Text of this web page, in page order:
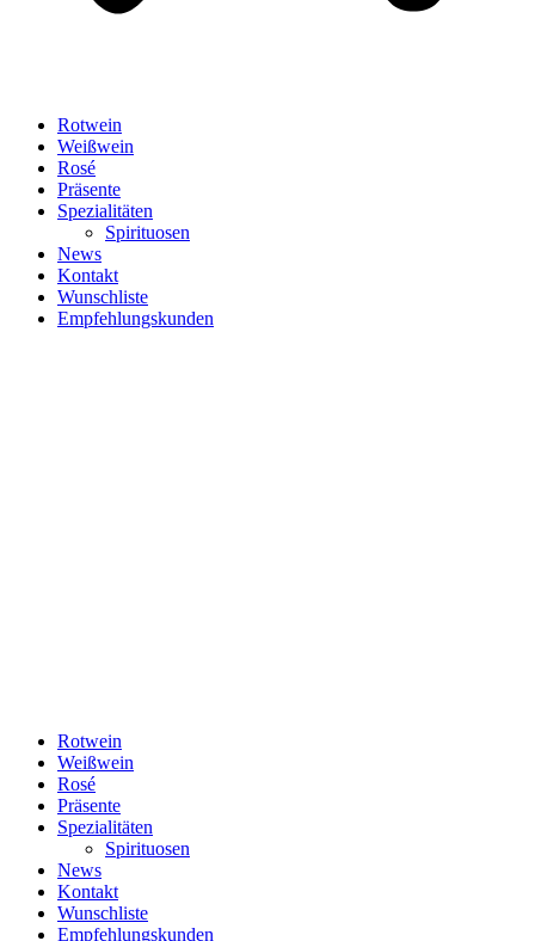
Rotwein
Weißwein
Rosé
Präsente
Spezialitäten
Spirituosen
News
Kontakt
Wunschliste
Empfehlungskunden
Rotwein
Weißwein
Rosé
Präsente
Spezialitäten
Spirituosen
News
Kontakt
Wunschliste
Empfehlungskunden